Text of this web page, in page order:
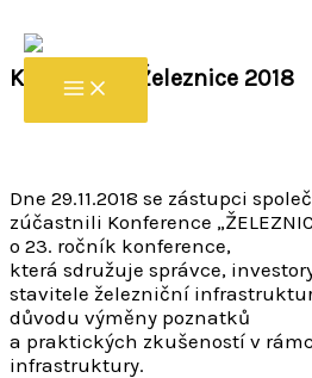
Nezařazené
Konference Železnice 2018
Dne 29.11.2018 se zástupci
zúčastnili Konference
o 23. ročník konference,
která sdružuje správce,
stavitele železniční
důvodu výměny poznatků
a praktických zkušeností v
infrastruktury.